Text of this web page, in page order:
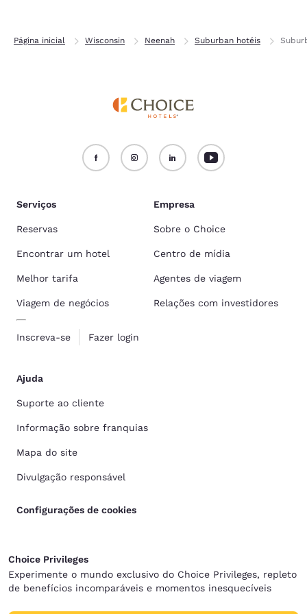
Página inicial Wisconsin Neenah Suburban hotéis
Serviços
Reservas
Encontrar um hotel
Melhor tarifa
Viagem de negócios
Inscreva-se Fazer login
Empresa
Sobre o Choice
Centro de mídia
Agentes de viagem
Relações com investidores
Ajuda
Suporte ao cliente
Informação sobre franquias
Mapa do site
Divulgação responsável
Configurações de cookies
Choice Privileges
Experimente o mundo exclusivo do Choice Privileges, repleto
de benefícios incomparáveis e momentos inesquecíveis